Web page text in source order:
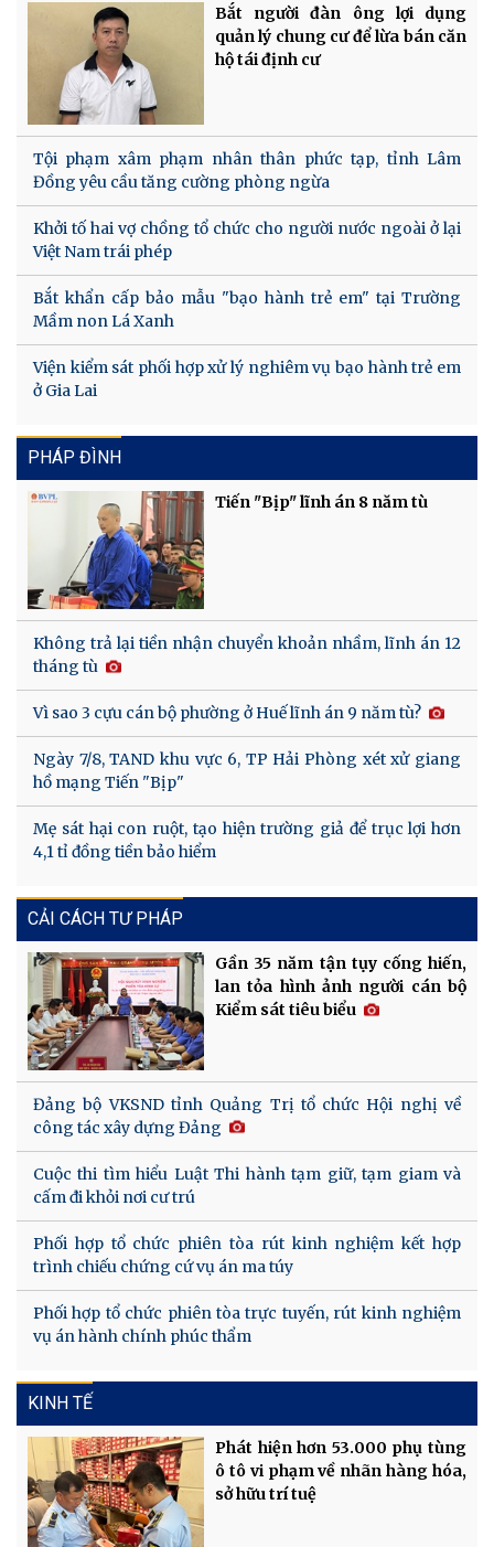
Bắt người đàn ông lợi dụng
quản lý chung cư để lừa bán căn
hộ tái định cư
Tội phạm xâm phạm nhân thân phức tạp, tỉnh Lâm
Đồng yêu cầu tăng cường phòng ngừa
Khởi tố hai vợ chồng tổ chức cho người nước ngoài ở lại
Việt Nam trái phép
Bắt khẩn cấp bảo mẫu "bạo hành trẻ em" tại Trường
Mầm non Lá Xanh
Viện kiểm sát phối hợp xử lý nghiêm vụ bạo hành trẻ em
ở Gia Lai
PHÁP ĐÌNH
Tiến "Bịp" lĩnh án 8 năm tù
Không trả lại tiền nhận chuyển khoản nhầm, lĩnh án 12
tháng tù
Vì sao 3 cựu cán bộ phường ở Huế lĩnh án 9 năm tù?
Ngày 7/8, TAND khu vực 6, TP Hải Phòng xét xử giang
hồ mạng Tiến "Bịp"
Mẹ sát hại con ruột, tạo hiện trường giả để trục lợi hơn
4,1 tỉ đồng tiền bảo hiểm
CẢI CÁCH TƯ PHÁP
Gần 35 năm tận tụy cống hiến,
lan tỏa hình ảnh người cán bộ
Kiểm sát tiêu biểu
Đảng bộ VKSND tỉnh Quảng Trị tổ chức Hội nghị về
công tác xây dựng Đảng
Cuộc thi tìm hiểu Luật Thi hành tạm giữ, tạm giam và
cấm đi khỏi nơi cư trú
Phối hợp tổ chức phiên tòa rút kinh nghiệm kết hợp
trình chiếu chứng cứ vụ án ma túy
Phối hợp tổ chức phiên tòa trực tuyến, rút kinh nghiệm
vụ án hành chính phúc thẩm
KINH TẾ
Phát hiện hơn 53.000 phụ tùng
ô tô vi phạm về nhãn hàng hóa,
sở hữu trí tuệ